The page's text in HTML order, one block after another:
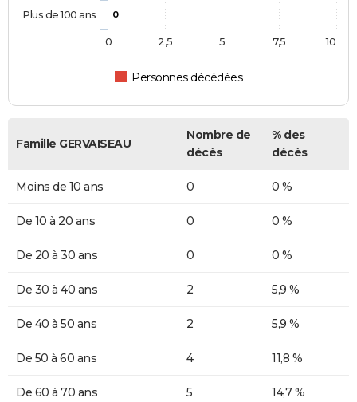
0
Personnes décédées
Plus de 100 ans
0 10
2,5 5 7,5
Famille GERVAISEAU
Nombre de
décès
% des
décès
Moins de 10 ans 0 0 %
De 10 à 20 ans 0 0 %
De 20 à 30 ans 0 0 %
De 30 à 40 ans 2 5,9 %
De 40 à 50 ans 2 5,9 %
De 50 à 60 ans 4 11,8 %
De 60 à 70 ans 5 14,7 %